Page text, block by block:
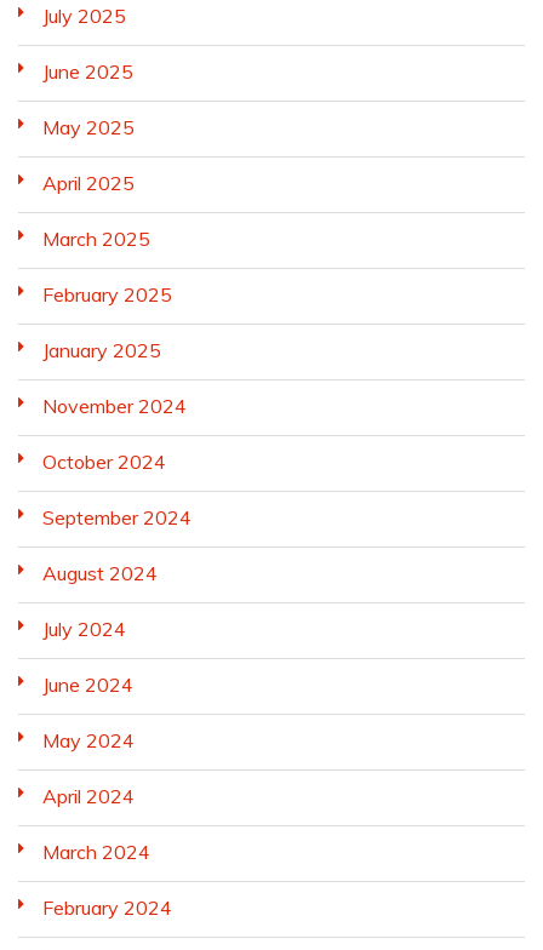
July 2025
June 2025
May 2025
April 2025
March 2025
February 2025
January 2025
November 2024
October 2024
September 2024
August 2024
July 2024
June 2024
May 2024
April 2024
March 2024
February 2024